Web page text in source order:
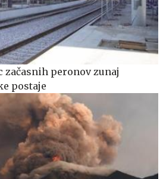
začasnih peronov zunaj
postaje